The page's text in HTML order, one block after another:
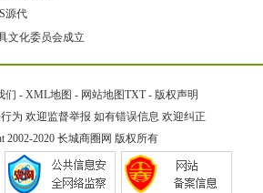
源代
文化委员会成立
们 - XML地图 - 网站地图TXT- 版权声明
为 欢迎监督举报 如有错误信息 欢迎纠正
2002-2020 长城商圈网 版权所有